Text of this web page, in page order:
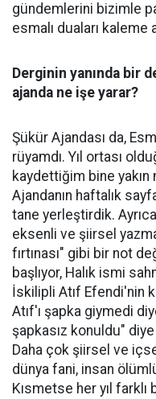
gündemlerini bizimle
esmalı duaları kaleme
Derginin yanında bir
ajanda ne işe yarar?
Şükür Ajandası da,
rüyamdı. Yıl ortası
kaydettiğim bine
Ajandanın haftalık
tane yerleştirdik.
eksenli ve şiirsel
fırtınası" gibi bir not
başlıyor, Halık ismi
İskilipli Atıf Efendi'nin
Atıf'ı şapka giymedi
şapkasız konuldu"
Daha çok şiirsel ve
dünya fani, insan
Kısmetse her yıl farklı